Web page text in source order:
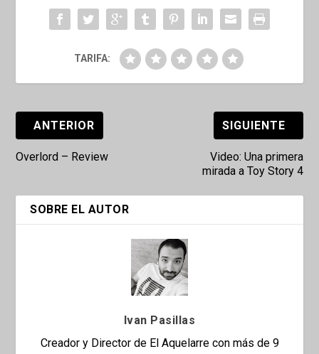
TARIFA:
ANTERIOR
Overlord – Review
SIGUIENTE
Video: Una primera
mirada a Toy Story 4
SOBRE EL AUTOR
Ivan Pasillas
Creador y Director de El Aquelarre con más de 9